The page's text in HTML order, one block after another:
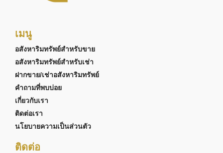
เมนู
อสังหาริมทรัพย์สำหรับขาย
อสังหาริมทรัพย์สำหรับเช่า
ฝากขาย/เช่าอสังหาริมทรัพย์
คำถามที่พบบ่อย
เกี่ยวกับเรา
ติดต่อเรา
นโยบายความเป็นส่วนตัว
ติดต่อ